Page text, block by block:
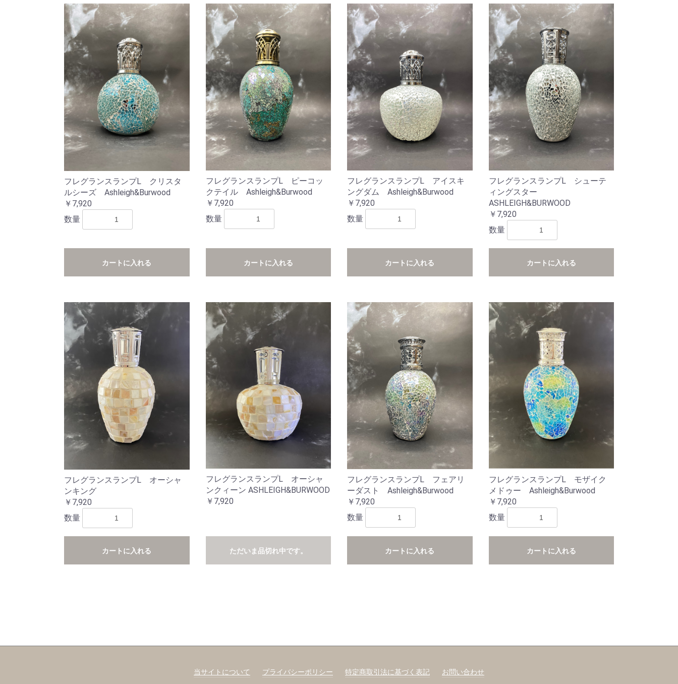
フレグランスランプL クリスタ
ルシーズ Ashleigh&Burwood
￥7,920
数量
カートに入れる
フレグランスランプL ピーコッ
クテイル Ashleigh&Burwood
￥7,920
数量
カートに入れる
フレグランスランプL アイスキ
ングダム Ashleigh&Burwood
￥7,920
数量
カートに入れる
フレグランスランプL シューテ
ィングスター
ASHLEIGH&BURWOOD
￥7,920
数量
カートに入れる
フレグランスランプL オーシャ
ンキング
￥7,920
数量
カートに入れる
フレグランスランプL オーシャ
ンクィーン ASHLEIGH&BURWOOD
￥7,920
ただいま品切れ中です。
フレグランスランプL フェアリ
ーダスト Ashleigh&Burwood
￥7,920
数量
カートに入れる
フレグランスランプL モザイク
メドゥー Ashleigh&Burwood
￥7,920
数量
カートに入れる
当サイトについて プライバシーポリシー 特定商取引法に基づく表記 お問い合わせ